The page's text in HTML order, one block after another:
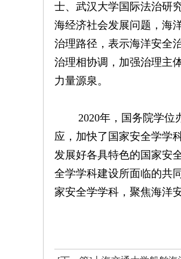
士、武汉大学国际法治研
海经济社会发展问题，海
治理路径，表示海洋安全
治理相协调，加强治理主
力量源泉。
2020年，国务院学位办
应，加快了国家安全学学
发展好各具特色的国家安
全学学科建设所面临的共
家安全学学科，聚焦海洋